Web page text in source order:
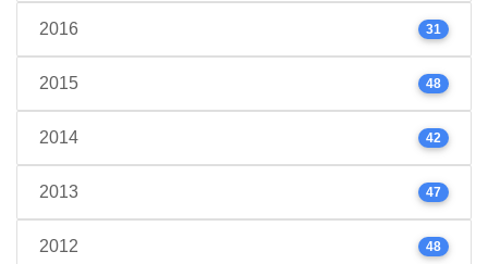
2016 31
2015 48
2014 42
2013 47
2012 48